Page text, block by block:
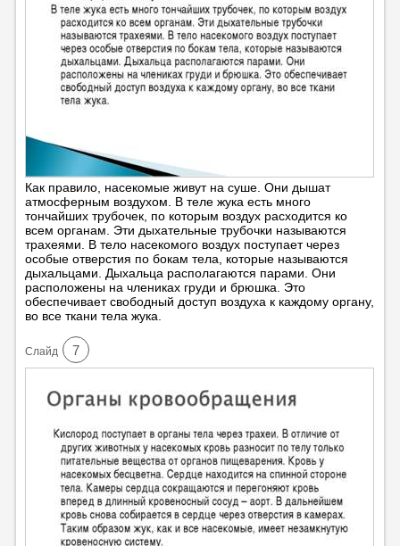
Как правило, насекомые живут на суше. Они дышат
атмосферным воздухом. В теле жука есть много
тончайших трубочек, по которым воздух расходится ко
всем органам. Эти дыхательные трубочки называются
трахеями. В тело насекомого воздух поступает через
особые отверстия по бокам тела, которые называются
дыхальцами. Дыхальца располагаются парами. Они
расположены на члениках груди и брюшка. Это
обеспечивает свободный доступ воздуха к каждому органу,
во все ткани тела жука.
Cлайд 7